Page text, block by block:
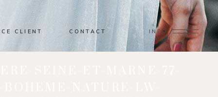
CLIENT CONTACT INFO
NATURE-LW-